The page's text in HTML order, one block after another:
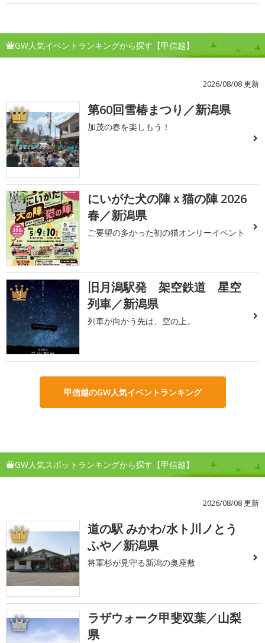
GW人気イベントランキングから探す【甲信越】
2026/08/08 更新
1 第60回雪椿まつり／新潟県
加茂の春を楽しもう！
2
にいがた犬の陣ｘ猫の陣 2026
春／新潟県
ご要望の多かった初の猫オンリーイベント
3
旧月潟駅発 架空鉄道 星空
列車／新潟県
列車が向かう先は、空の上。
甲信越のGW人気イベントランキング
GW人気スポットランキングから探す【甲信越】
2026/08/08 更新
1
道の駅 みかわ/水ト川ノとう
ふや／新潟県
将軍杉が見守る新潟の奥座敷
2
ラザウォーク甲斐双葉／山梨
県